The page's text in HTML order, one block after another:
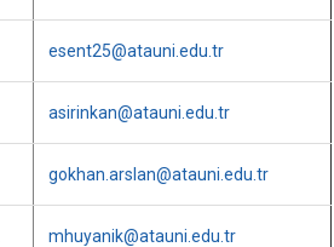
esent25@atauni.edu.tr
asirinkan@atauni.edu.tr
gokhan.arslan@atauni.edu.tr
mhuyanik@atauni.edu.tr